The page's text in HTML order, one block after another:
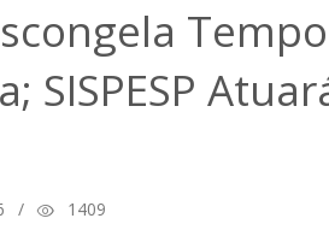
SISPESP
/ 1409